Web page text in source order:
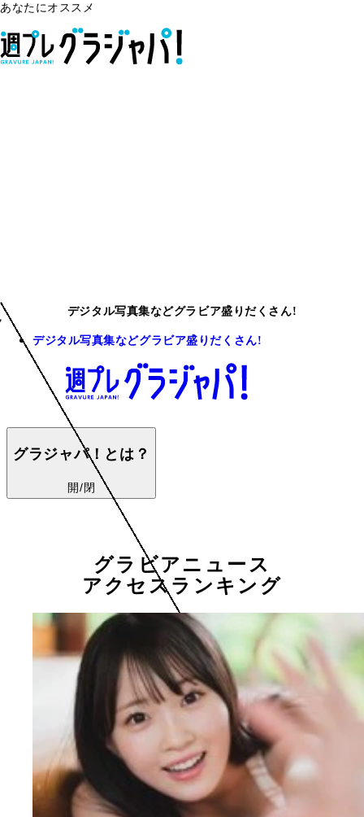
あなたにオススメ
デジタル写真集などグラビア盛りだくさん!
デジタル写真集などグラビア盛りだくさん!
グラジャパ！とは？
開/閉
グラビアニュース
アクセスランキング